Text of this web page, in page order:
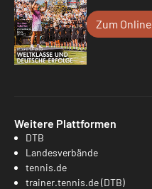
Zum
Weitere Plattformen
DTB
Landesverbände
tennis.de
trainer.tennis.de (DTB)